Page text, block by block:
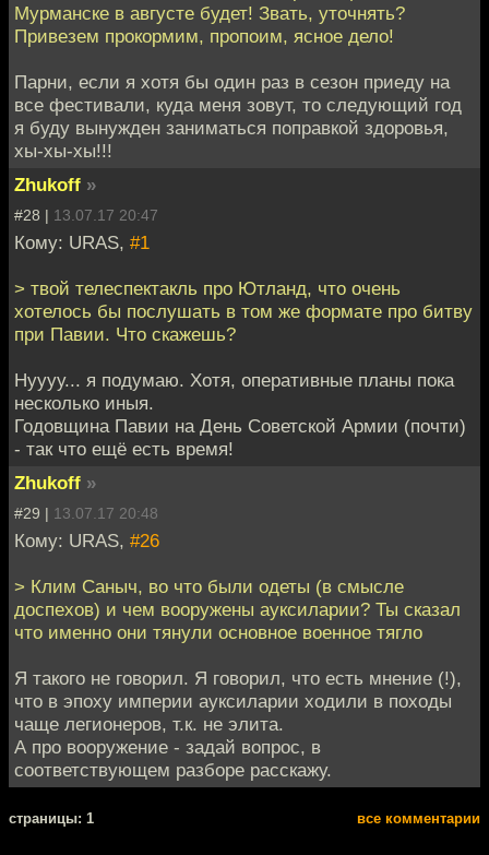
Мурманске в августе будет! Звать, уточнять?
Привезем прокормим, пропоим, ясное дело!
Парни, если я хотя бы один раз в сезон приеду на
все фестивали, куда меня зовут, то следующий год
я буду вынужден заниматься поправкой здоровья,
хы-хы-хы!!!
Zhukoff »
#28 | 13.07.17 20:47
Кому: URAS, #1
> твой телеспектакль про Ютланд, что очень
хотелось бы послушать в том же формате про битву
при Павии. Что скажешь?
Нуууу... я подумаю. Хотя, оперативные планы пока
несколько иныя.
Годовщина Павии на День Советской Армии (почти)
- так что ещё есть время!
Zhukoff »
#29 | 13.07.17 20:48
Кому: URAS, #26
> Клим Саныч, во что были одеты (в смысле
доспехов) и чем вооружены ауксиларии? Ты сказал
что именно они тянули основное военное тягло
Я такого не говорил. Я говорил, что есть мнение (!),
что в эпоху империи ауксиларии ходили в походы
чаще легионеров, т.к. не элита.
А про вооружение - задай вопрос, в
соответствующем разборе расскажу.
cтраницы: 1 все комментарии